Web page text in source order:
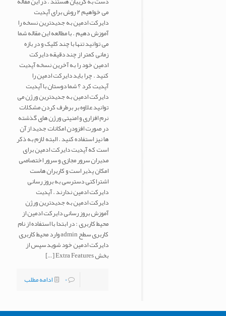
می خواهیم ۲ روش برای آپدیت
دایرکت ادمین به جدیدترین نسخه را
آموزش دهیم . با مطالعه این مقاله شما
می توانید تنها با چند کلیک و در بازه
زمانی کمتر از چند دقیقه دایرکت
ادمین خود را به آخرین نسخه آپدیت
کنید . چرا باید دایرکت ادمین را
آپدیت کرد ؟ شما دوستان با آپدیت
دایرکت ادمین به جدیدترین ورژن می
توانید علاوه بر برطرف کردن مشکلات
نرم افزاری و امنیتی ورژن های گذشته
در صورت افزودن امکانات جدید از آن
ها نیز استفاده کنید . البته لازم به ذکر
است که آپدیت دایرکت ادمین برای
مدیران سرور مجازی و سرور اختصاصی
امکان پذیر است و کاربران هاست
اشتراکتی دسترسی به بروز رسانی
دایرکت ادمین ندارند . آپدیت
دایرکت ادمین به جدیدترین ورژن
آموزش بروز رسانی دایرکت ادمین از
محیط کاربری : در ابتدا با استفاده از نام
کاربری سطح admin وارد محیط کاربری
دایرکت ادمین خود شوید سپس از
بخش Extra Features
[…]
0
ادامه مطلب